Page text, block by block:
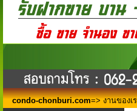
condo-chonburi.com=> งานของเ